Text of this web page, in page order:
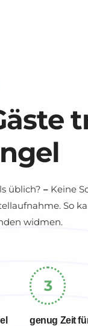
üblich? – Keine
So
widmen.
3
genug Zeit